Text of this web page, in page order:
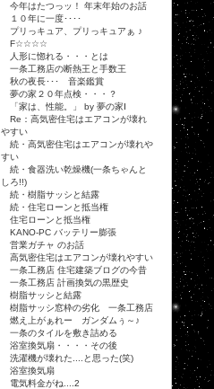
今年はたつっッ！ 年末年始のお話
１０年に一度････
プリっキュア、プリっキュアぁ ♪
F☆☆☆☆
人形に惚れる・・・とは
一条工務店の断熱王と手数王
秋の夜長･･･ 音楽鑑賞
夢の家２０年点検・・・？
「家は、性能。」 by 夢の家Ⅰ
Re：高気密住宅はエアコンが壊れ
やすい
続・高気密住宅はエアコンが壊れや
すい
続・食器洗い乾燥機(一条ちゃんと
しろ!!)
続・樹脂サッシと結露
続・住宅ローンと抵当権
住宅ローンと抵当権
KANO-PC バッテリー膨張
営業ガチャ のお話
高気密住宅はエアコンが壊れやすい
一条工務店 住宅建築ブログの今昔
一条工務店 計画換気の黒歴史
樹脂サッシと結露
樹脂サッシ窓枠の劣化 一条工務店
燃え上がぁれー ガンダムぅ～♪
一条のタイルを敷き詰める
浴室換気扇・・・・その後
洗濯機が壊れた....と思った(笑)
浴室換気扇
電気料金がね....2